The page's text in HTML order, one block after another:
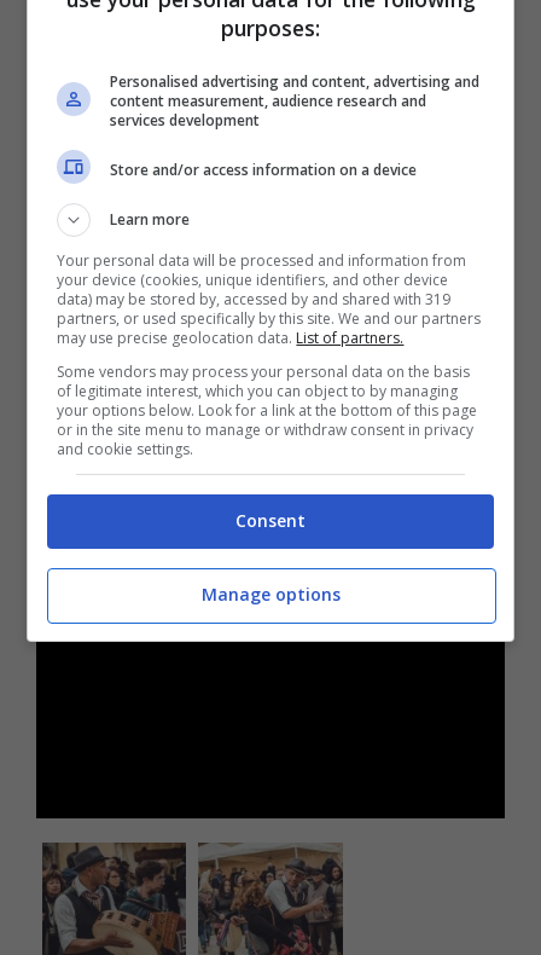
contatto diretto con alcuni tra i liutai più
importanti della penisola, attivi come
costruttori di zampogne, pive, ciaramelle,
bombarde, tamburelli e altri strumenti
tradizionali.
La mostra-mercato di liuteria tradizionale di
Maranola è considerata infatti tra gli
appuntamenti più rilevanti del settore e una
tappa fondamentale per chi intende
acquistare strumenti musicali, oggettistica
tradizionale, attrezzi di uso pastorale legati al
mondo della zampogna e degli zampognari.
Saverio Forte
purposes:
Personalised advertising and content, advertising and
content measurement, audience research and
services development
Store and/or access information on a device
Learn more
Your personal data will be processed and information from
your device (cookies, unique identifiers, and other device
data) may be stored by, accessed by and shared with 319
partners, or used specifically by this site. We and our partners
may use precise geolocation data. List of partners.
Some vendors may process your personal data on the basis
of legitimate interest, which you can object to by managing
your options below. Look for a link at the bottom of this page
or in the site menu to manage or withdraw consent in privacy
and cookie settings.
Consent
Manage options